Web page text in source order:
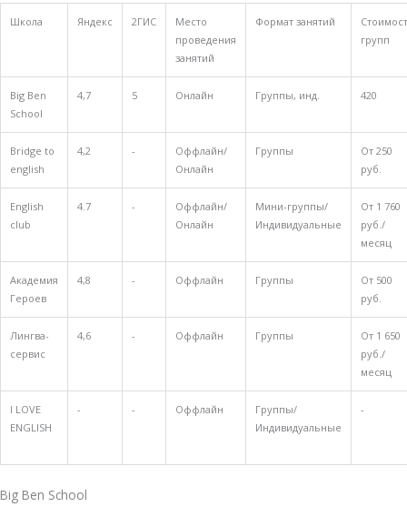
Школа Яндекс 2ГИС
Место
проведения
занятий
Формат занятий
групп
Big Ben
School
4,7 5 Онлайн Группы, инд. 420
Bridge to
english
4,2 -
Оффлайн/
Онлайн
Группы
От 250
руб.
English
club
4.7 -
Оффлайн/
Онлайн
Мини-группы/
Индивидуальные
От 1 760
руб./
месяц
Академия
Героев
4,8 - Оффлайн Группы
От 500
руб.
Лингва-
сервис
4,6 - Оффлайн Группы
От 1 650
руб./
месяц
I LOVE
ENGLISH
- - Оффлайн
Группы/
Индивидуальные
-
Big Ben School